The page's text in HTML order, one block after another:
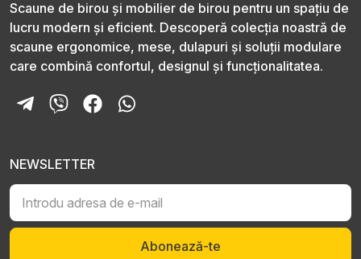
Scaune de birou și mobilier de birou pentru un spațiu de
lucru modern și eficient. Descoperă colecția noastră de
scaune ergonomice, mese, dulapuri și soluții modulare
care combină confortul, designul și funcționalitatea.
NEWSLETTER
Abonează-te